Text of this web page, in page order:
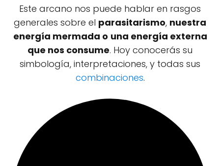
Este arcano nos puede hablar en rasgos
generales sobre el parasitarismo, nuestra
energía mermada o una energía externa
que nos consume. Hoy conocerás su
simbología, interpretaciones, y todas sus
combinaciones.